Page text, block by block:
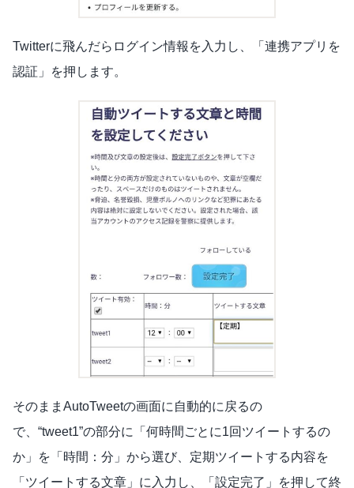
Twitterに飛んだらログイン情報を入力し、「連携アプリを
認証」を押します。
そのままAutoTweetの画面に自動的に戻るの
で、“tweet1”の部分に「何時間ごとに1回ツイートするの
か」を「時間：分」から選び、定期ツイートする内容を
「ツイートする文章」に入力し、「設定完了」を押して終